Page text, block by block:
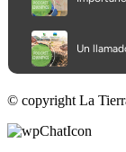
© copyright La